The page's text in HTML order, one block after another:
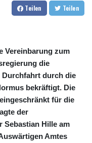
Teilen Teilen
Vereinbarung zum
die
durch die
bekräftigt. Die
für die
der
Sebastian Hille am
Amtes